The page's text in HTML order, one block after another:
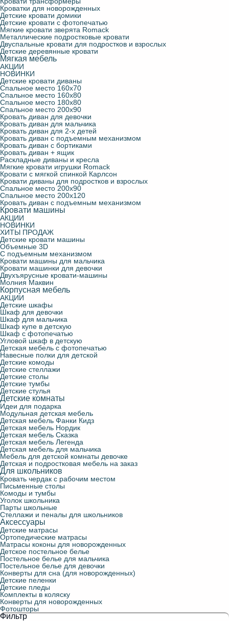
Кроватки для новорожденных
Детские кровати домики
Детские кровати с фотопечатью
Мягкие кровати зверята Romack
Металлические подростковые кровати
Двуспальные кровати для подростков и взрослых
Детские деревянные кровати
Мягкая мебель
АКЦИИ
НОВИНКИ
Детские кровати диваны
Спальное место 160х70
Спальное место 160х80
Спальное место 180х80
Спальное место 200х90
Кровать диван для девочки
Кровать диван для мальчика
Кровать диван для 2-х детей
Кровать диван с подъемным механизмом
Кровать диван с бортиками
Кровать диван + ящик
Раскладные диваны и кресла
Мягкие кровати игрушки Romack
Кровати с мягкой спинкой Карлсон
Кровати диваны для подростков и взрослых
Спальное место 200х90
Спальное место 200х120
Кровать диван с подъемным механизмом
Кровати машины
АКЦИИ
НОВИНКИ
ХИТЫ ПРОДАЖ
Детские кровати машины
Объемные 3D
С подъемным механизмом
Кровати машины для мальчика
Кровати машинки для девочки
Двухъярусные кровати-машины
Молния Маквин
Корпусная мебель
АКЦИИ
Детские шкафы
Шкаф для девочки
Шкаф для мальчика
Шкаф купе в детскую
Шкаф с фотопечатью
Угловой шкаф в детскую
Детская мебель с фотопечатью
Навесные полки для детской
Детские комоды
Детские стеллажи
Детские столы
Детские тумбы
Детские стулья
Детские комнаты
Идеи для подарка
Модульная детская мебель
Детская мебель Фанки Кидз
Детская мебель Нордик
Детская мебель Сказка
Детская мебель Легенда
Детская мебель для мальчика
Мебель для детской комнаты девочке
Детская и подростковая мебель на заказ
Для школьников
Кровать чердак с рабочим местом
Письменные столы
Комоды и тумбы
Уголок школьника
Парты школьные
Стеллажи и пеналы для школьников
Аксессуары
Детские матрасы
Ортопедические матрасы
Матрасы коконы для новорожденных
Детское постельное белье
Постельное белье для мальчика
Постельное белье для девочки
Конверты для сна (для новорожденных)
Детские пеленки
Детские пледы
Комплекты в коляску
Конверты для новорожденных
Фотошторы
Фильтр
Детские кровати чердаки
Мягкие кровати зверята Romack
Кроватки для новорожденных
Двуспальные кровати для подростков и взрослых
Металлические подростковые кровати
Кровать для троих детей
Детские деревянные кровати
Кровати трансформеры
С подъемным механизмом
Молния Маквин
Детские стулья
Навесные полки для детской
Парты школьные
Кровать диван с подъемным механизмом
Кровать диван с бортиками
Кровать диван + ящик
Раскладные диваны и кресла
Конверты для новорожденных
Фотошторы